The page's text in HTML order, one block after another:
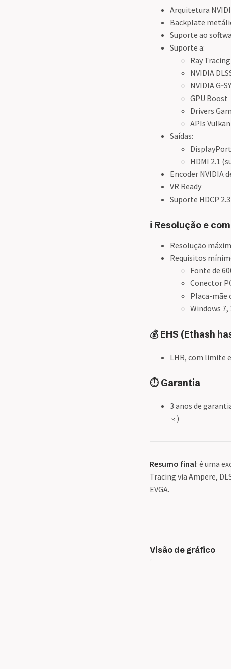
Arquitetura
Backplate
Suporte ao
Suporte a:
Ray
NVIDIA
NVIDIA
GPU Boost
Drivers
APIs
Saídas:
HDMI 2.1
Encoder NVIDIA
VR Ready
Suporte HDCP
ℹ️ Resolução e
Resolução
Requisitos
Fonte de
Conector
Placa-mãe
Windows 7,
💰 EHS (Ethash
LHR, com limite
⏱️ Garantia
3 anos de
)
Resumo final: é uma
Tracing via Ampere,
EVGA.
Visão de gráfico